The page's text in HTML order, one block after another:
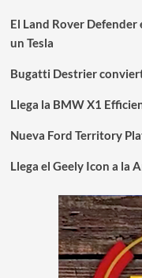
El Land Rover
un Tesla
Bugatti Destrier
Llega la BMW X1
Nueva Ford Territory
Llega el Geely Icon a la